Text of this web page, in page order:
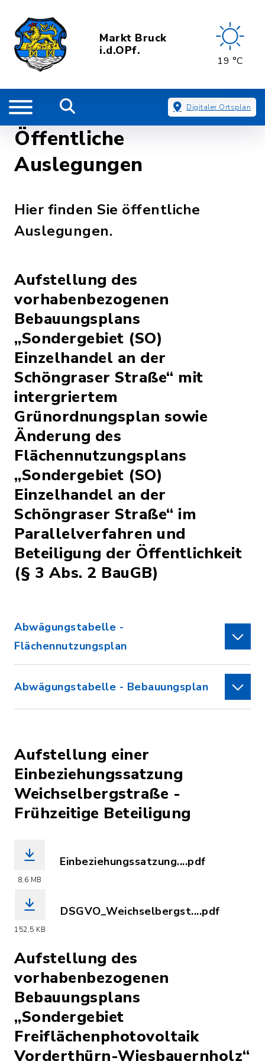
Markt Bruck
i.d.OPf.
19 °C
Digitaler Ortsplan
Öffentliche
Auslegungen
Hier finden Sie öffentliche
Auslegungen.
Aufstellung des
vorhabenbezogenen
Bebauungsplans
„Sondergebiet (SO)
Einzelhandel an der
Schöngraser Straße“ mit
intergriertem
Grünordnungsplan sowie
Änderung des
Flächennutzungsplans
„Sondergebiet (SO)
Einzelhandel an der
Schöngraser Straße“ im
Parallelverfahren und
Beteiligung der Öffentlichkeit
(§ 3 Abs. 2 BauGB)
Abwägungstabelle -
Flächennutzungsplan
Abwägungstabelle - Bebauungsplan
Aufstellung einer
Einbeziehungssatzung
Weichselbergstraße -
Frühzeitige Beteiligung
8,6 MB
Einbeziehungssatzung....pdf
152,5 KB
DSGVO_Weichselbergst....pdf
Aufstellung des
vorhabenbezogenen
Bebauungsplans
„Sondergebiet
Freiflächenphotovoltaik
Vorderthürn-Wiesbauernholz“